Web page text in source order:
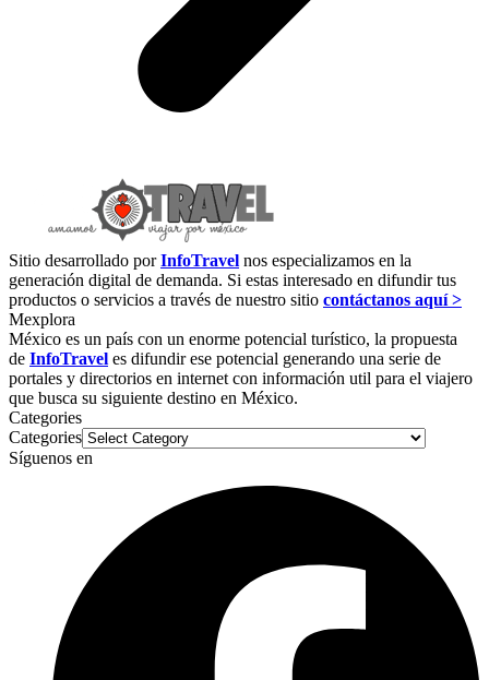
Sitio desarrollado porInfoTravel nos especializamos en la
generación digital de demanda. Si estas interesado en difundir tus
productos o servicios a través de nuestro sitio contáctanos aquí >
Mexplora
México es un país con un enorme potencial turístico, la propuesta
de InfoTravel es difundir ese potencial generando una serie de
portales y directorios en internet con información util para el viajero
que busca su siguiente destino en México.
Categories
Categories
Síguenos en